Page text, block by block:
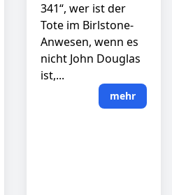
341“, wer ist der
Tote im Birlstone-
Anwesen, wenn es
nicht John Douglas
ist,...
mehr